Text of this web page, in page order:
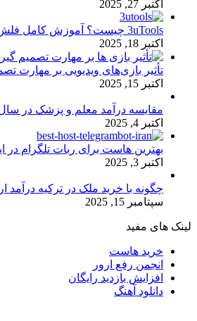
اکتبر 27, 2025
3uTools چیست؟ آموزش کامل فلش، جیلبریک و انتقال فایل در آیفون
اکتبر 18, 2025
تأثیر بازی‌های ویدیویی بر
اکتبر 15, 2025
مقایسه درآمد معلم و پزشک در سال 1404 – حکم حقوق
اکتبر 4, 2025
بهترین هاست برای ربات تلگرام در
اکتبر 3, 2025
چگونه با خرید ملک در ترکیه درآمد
سپتامبر 15, 2025
لینک های مفید
خرید هاست
انجمن رفع ارور
افزایش بازدید رایگان
دانلود آهنگ